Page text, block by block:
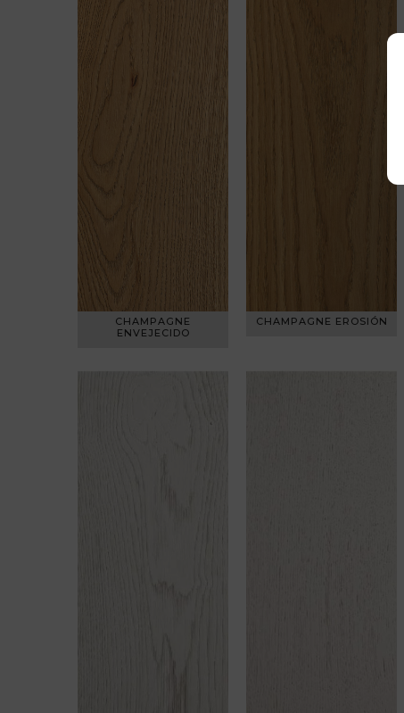
CHAMPAGNE
ENVEJECIDO
CHAMPAGNE EROSIÓN